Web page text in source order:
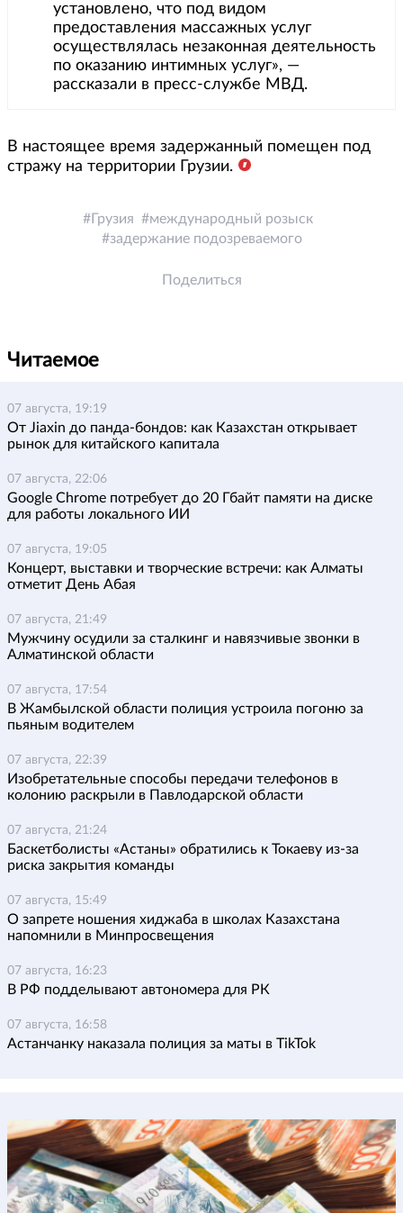
установлено, что под видом
предоставления массажных услуг
осуществлялась незаконная деятельность
по оказанию интимных услуг», —
рассказали в пресс-службе МВД.
В настоящее время задержанный помещен под
стражу на территории Грузии.
Грузия
международный розыск
задержание подозреваемого
Поделиться
Читаемое
07 августа, 19:19
От Jiaxin до панда-бондов: как Казахстан открывает
рынок для китайского капитала
07 августа, 22:06
Google Chrome потребует до 20 Гбайт памяти на диске
для работы локального ИИ
07 августа, 19:05
Концерт, выставки и творческие встречи: как Алматы
отметит День Абая
07 августа, 21:49
Мужчину осудили за сталкинг и навязчивые звонки в
Алматинской области
07 августа, 17:54
В Жамбылской области полиция устроила погоню за
пьяным водителем
07 августа, 22:39
Изобретательные способы передачи телефонов в
колонию раскрыли в Павлодарской области
07 августа, 21:24
Баскетболисты «Астаны» обратились к Токаеву из-за
риска закрытия команды
07 августа, 15:49
О запрете ношения хиджаба в школах Казахстана
напомнили в Минпросвещения
07 августа, 16:23
В РФ подделывают автономера для РК
07 августа, 16:58
Астанчанку наказала полиция за маты в TikTok